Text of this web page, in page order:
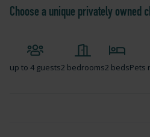
Choose a unique privately owned
up to 4 guests2 bedrooms2 bedsPets